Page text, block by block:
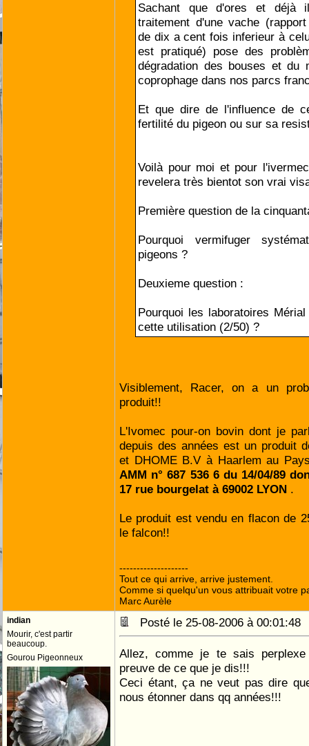
Sachant que d'ores et
traitement d'une vache
de dix a cent fois inferieur à
est pratiqué) pose des
dégradation des bouses et du
coprophage dans nos parcs
Et que dire de l'influence de
fertilité du pigeon ou sur sa
Voilà pour moi et pour
revelera très bientot son vrai
Première question de la
Pourquoi vermifuger
pigeons ?
Deuxieme question :
Pourquoi les laboratoires
cette utilisation (2/50) ?
Visiblement, Racer, on a un
produit!!
L'Ivomec pour-on bovin dont je
depuis des années est un produit
et DHOME B.V à Haarlem au
AMM n° 687 536 6 du 14/04/89
17 rue bourgelat à 69002 LYON .
Le produit est vendu en flacon de
le falcon!!
--------------------
Tout ce qui arrive, arrive justement.
Comme si quelqu'un vous attribuait votre
Marc Aurèle
indian
Mourir, c'est partir
beaucoup.
Gourou Pigeonneux
Posté le 25-08-2006 à
Allez, comme je te sais
preuve de ce que je dis!!!
Ceci étant, ça ne veut pas dire
nous étonner dans qq années!!!